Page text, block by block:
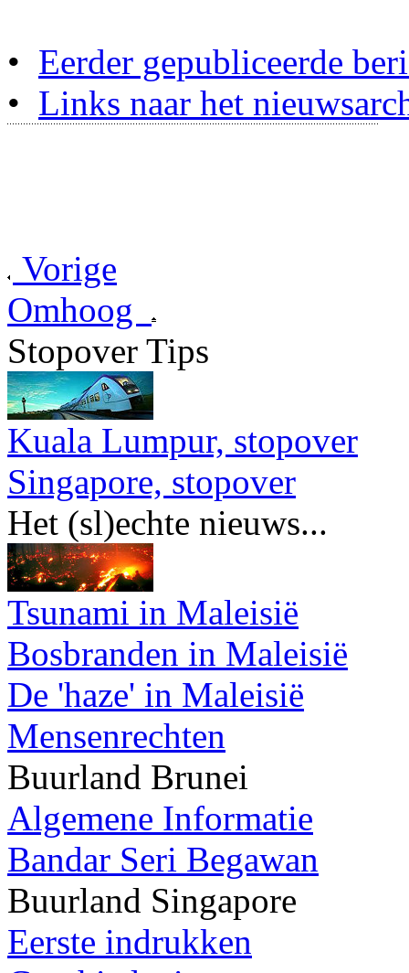
• Eerder gepubliceerde
• Links naar het
Vorige
Omhoog
Stopover Tips
Kuala Lumpur, stopover
Singapore, stopover
Het (sl)echte nieuws...
Tsunami in Maleisië
Bosbranden in Maleisië
De 'haze' in Maleisië
Mensenrechten
Buurland Brunei
Algemene Informatie
Bandar Seri Begawan
Buurland Singapore
Eerste indrukken